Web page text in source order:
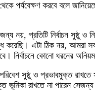
পর্যবেক্ষণ করবে বলে
নয়, প্রতিটি নির্বাচন সুষ্ঠু
এটা ঠিক নয়, আমরা
নির্বাচনে কোনো ধরনের
পরিবেশ সুষ্ঠু ও প্রভাবমুক্ত
ভূমিকা রাখতে না পারেন